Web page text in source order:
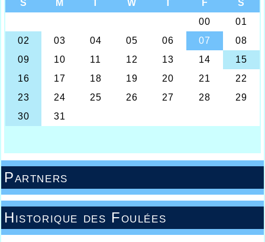
Partners
Historique des Foulées